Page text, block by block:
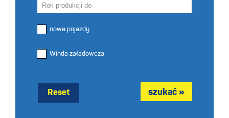
nowe pojazdy
Winda załadowcza
Reset